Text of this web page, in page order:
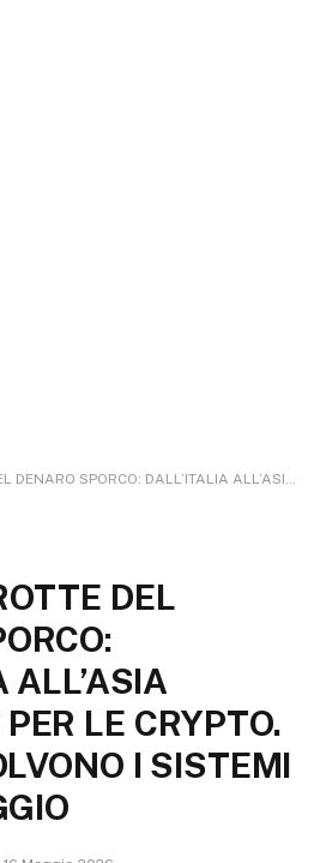
ALL’ASIA PASSANDO PER LE CRYPTO. COSÌ SI EVOLVONO I SISTEMI DI RICICLAGGIO
DEL
ALL’ASIA
LE CRYPTO.
I SISTEMI